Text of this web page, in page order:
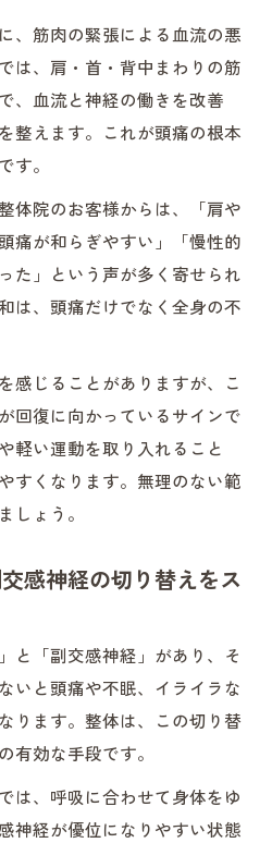
、筋肉の緊張による血流の悪
は、肩・首・背中まわりの筋
、血流と神経の働きを改善
整えます。これが頭痛の根本
す。
体院のお客様からは、「肩や
痛が和らぎやすい」「慢性的
た」という声が多く寄せられ
は、頭痛だけでなく全身の不
感じることがありますが、こ
回復に向かっているサインで
軽い運動を取り入れること
すくなります。無理のない範
しょう。
感神経の切り替えをス
と「副交感神経」があり、そ
いと頭痛や不眠、イライラな
ります。整体は、この切り替
有効な手段です。
は、呼吸に合わせて身体をゆ
神経が優位になりやすい状態